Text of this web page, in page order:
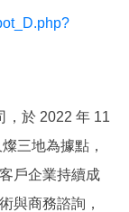
於 2022 年 11
三地為據點，
戶企業持續成
與商務諮詢，